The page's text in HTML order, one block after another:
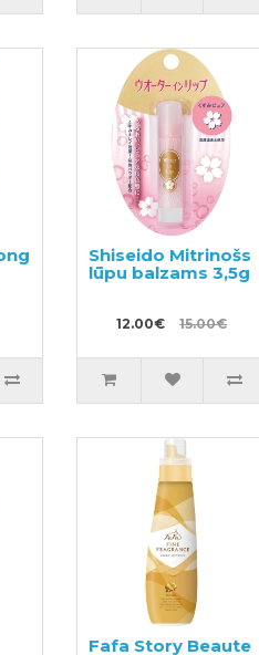
Shiseido Mitrinošs
lūpu balzams 3,5g
12.00€ 15.00€
Fafa Story Beaute